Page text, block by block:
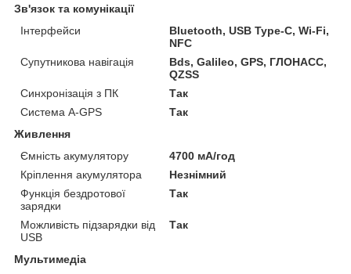
Зв'язок та комунікації
Інтерфейси
Bluetooth, USB Type-C, Wi-Fi,
NFC
Супутникова навігація
Bds, Galileo, GPS, ГЛОНАСС,
QZSS
Синхронізація з ПК
Так
Система A-GPS
Так
Живлення
Ємність акумулятору
4700 мА/год
Кріплення акумулятора
Незнімний
Функція бездротової
зарядки
Так
Можливість підзарядки від
USB
Так
Мультимедіа